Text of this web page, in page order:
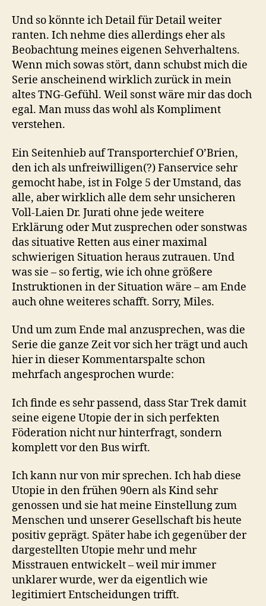
Und so könnte ich Detail für Detail weiter
ranten. Ich nehme dies allerdings eher als
Beobachtung meines eigenen Sehverhaltens.
Wenn mich sowas stört, dann schubst mich die
Serie anscheinend wirklich zurück in mein
altes TNG-Gefühl. Weil sonst wäre mir das doch
egal. Man muss das wohl als Kompliment
verstehen.
Ein Seitenhieb auf Transporterchief O’Brien,
den ich als unfreiwilligen(?) Fanservice sehr
gemocht habe, ist in Folge 5 der Umstand, das
alle, aber wirklich alle dem sehr unsicheren
Voll-Laien Dr. Jurati ohne jede weitere
Erklärung oder Mut zusprechen oder sonstwas
das situative Retten aus einer maximal
schwierigen Situation heraus zutrauen. Und
was sie – so fertig, wie ich ohne größere
Instruktionen in der Situation wäre – am Ende
auch ohne weiteres schafft. Sorry, Miles.
Und um zum Ende mal anzusprechen, was die
Serie die ganze Zeit vor sich her trägt und auch
hier in dieser Kommentarspalte schon
mehrfach angesprochen wurde:
Ich finde es sehr passend, dass Star Trek damit
seine eigene Utopie der in sich perfekten
Föderation nicht nur hinterfragt, sondern
komplett vor den Bus wirft.
Ich kann nur von mir sprechen. Ich hab diese
Utopie in den frühen 90ern als Kind sehr
genossen und sie hat meine Einstellung zum
Menschen und unserer Gesellschaft bis heute
positiv geprägt. Später habe ich gegenüber der
dargestellten Utopie mehr und mehr
Misstrauen entwickelt – weil mir immer
unklarer wurde, wer da eigentlich wie
legitimiert Entscheidungen trifft.